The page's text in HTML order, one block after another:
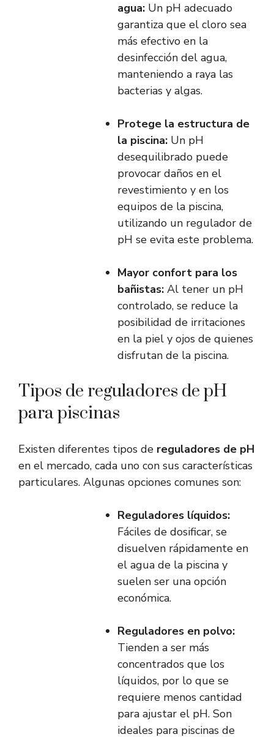
agua: Un pH adecuado
garantiza que el cloro sea
más efectivo en la
desinfección del agua,
manteniendo a raya las
bacterias y algas.
Protege la estructura de
la piscina: Un pH
desequilibrado puede
provocar daños en el
revestimiento y en los
equipos de la piscina,
utilizando un regulador de
pH se evita este problema.
Mayor confort para los
bañistas: Al tener un pH
controlado, se reduce la
posibilidad de irritaciones
en la piel y ojos de quienes
disfrutan de la piscina.
Tipos de reguladores de pH
para piscinas
Existen diferentes tipos de reguladores de pH
en el mercado, cada uno con sus características
particulares. Algunas opciones comunes son:
Reguladores líquidos:
Fáciles de dosificar, se
disuelven rápidamente en
el agua de la piscina y
suelen ser una opción
económica.
Reguladores en polvo:
Tienden a ser más
concentrados que los
líquidos, por lo que se
requiere menos cantidad
para ajustar el pH. Son
ideales para piscinas de